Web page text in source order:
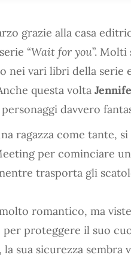
grazie alla casa
“Wait for you”.
nei vari libri della
questa volta
davvero
ragazza come tante,
per cominciare
trasporta gli
romantico, ma
proteggere il suo
sua sicurezza sembra